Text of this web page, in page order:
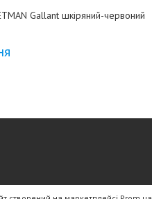
Gallant шкіряний-червоний